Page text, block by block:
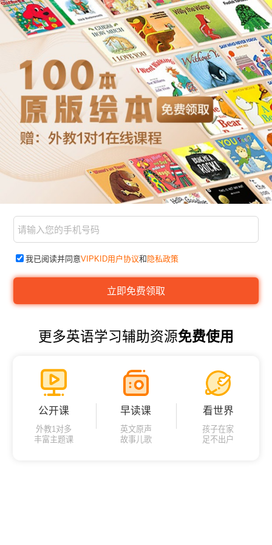
我已阅读并同意VIPKID用户协议和 隐私政策
更多英语学习辅助资源免费使用
公开课
外教1对多
丰富主题课
早读课
英文原声
故事儿歌
看世界
孩子在家
足不出户